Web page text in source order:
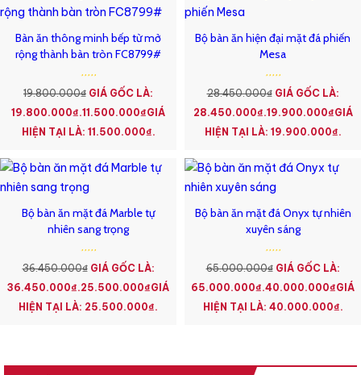
Bàn ăn thông minh bếp từ mở
rộng thành bàn tròn FC8799#
19.800.000₫ GIÁ GỐC LÀ:
19.800.000₫.11.500.000₫GIÁ
HIỆN TẠI LÀ: 11.500.000₫.
Bộ bàn ăn hiện đại mặt đá phiến
Mesa
28.450.000₫ GIÁ GỐC LÀ:
28.450.000₫.19.900.000₫GIÁ
HIỆN TẠI LÀ: 19.900.000₫.
Bộ bàn ăn mặt đá Marble tự
nhiên sang trọng
36.450.000₫ GIÁ GỐC LÀ:
36.450.000₫.25.500.000₫GIÁ
HIỆN TẠI LÀ: 25.500.000₫.
Bộ bàn ăn mặt đá Onyx tự nhiên
xuyên sáng
65.000.000₫ GIÁ GỐC LÀ:
65.000.000₫.40.000.000₫GIÁ
HIỆN TẠI LÀ: 40.000.000₫.